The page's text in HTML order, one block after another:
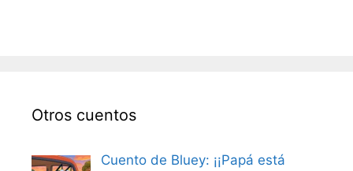
Otros cuentos
Cuento de Bluey: ¡¡Papá está